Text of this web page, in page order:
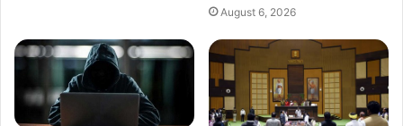
August 6, 2026